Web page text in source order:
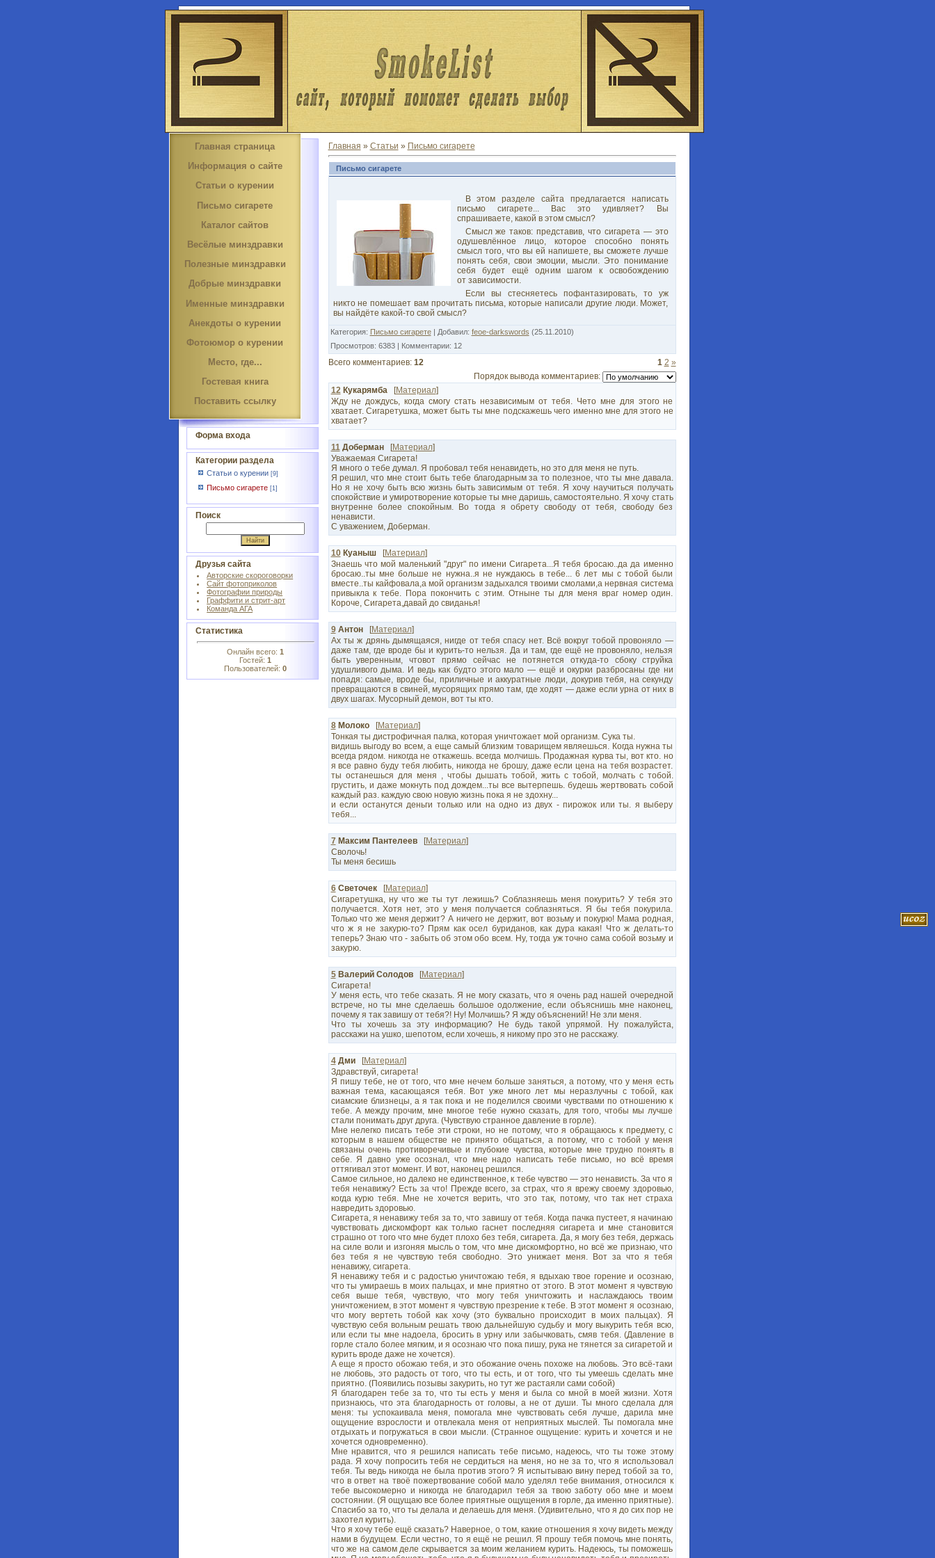
Главная страница
Информация о сайте
Статьи о курении
Письмо сигарете
Каталог сайтов
Весёлые минздравки
Полезные минздравки
Добрые минздравки
Именные минздравки
Анекдоты о курении
Фотоюмор о курении
Место, где...
Гостевая книга
Поставить ссылку
Форма входа
Категории раздела
Статьи о курении [9]
Письмо сигарете [1]
Поиск
Друзья сайта
Авторские скороговорки
Сайт фотоприколов
Фотографии природы
Граффити и стрит-арт
Команда АГА
Статистика
Онлайн всего: 1
Гостей: 1
Пользователей: 0
Главная » Статьи » Письмо сигарете
Письмо сигарете
В этом разделе сайта предлагается написать
письмо сигарете... Вас это удивляет? Вы
спрашиваете, какой в этом смысл?
Смысл же таков: представив, что сигарета — это
одушевлённое лицо, которое способно понять
смысл того, что вы ей напишете, вы сможете лучше
понять себя, свои эмоции, мысли. Это понимание
себя будет ещё одним шагом к освобождению
от зависимости.
Если вы стесняетесь пофантазировать, то уж
никто не помешает вам прочитать письма, которые написали другие люди. Может,
вы найдёте какой-то свой смысл?
Категория: Письмо сигарете| Добавил: feoe-darkswords (25.11.2010)
Просмотров: 6383 | Комментарии: 12
Всего комментариев: 12 1 2 »
Порядок вывода комментариев:
12 Кукарямба [Материал]
Жду не дождусь, когда смогу стать независимым от тебя. Чето мне для этого не
хватает. Сигаретушка, может быть ты мне подскажешь чего именно мне для этого не
хватает?
11 Доберман [Материал]
Уважаемая Сигарета!
Я много о тебе думал. Я пробовал тебя ненавидеть, но это для меня не путь.
Я решил, что мне стоит быть тебе благодарным за то полезное, что ты мне давала.
Но я не хочу быть всю жизнь быть зависимым от тебя. Я хочу научиться получать
спокойствие и умиротворение которые ты мне даришь, самостоятельно. Я хочу стать
внутренне более спокойным. Во тогда я обрету свободу от тебя, свободу без
ненависти.
С уважением, Доберман.
10 Куаныш [Материал]
Знаешь что мой маленький "друг" по имени Сигарета...Я тебя бросаю..да да именно
бросаю..ты мне больше не нужна..я не нуждаюсь в тебе... 6 лет мы с тобой были
вместе..ты кайфовала,а мой организм задыхался твоими смолами,а нервная система
привыкла к тебе. Пора покончить с этим. Отныне ты для меня враг номер один.
Короче, Сигарета,давай до свиданья!
9 Антон [Материал]
Ах ты ж дрянь дымящаяся, нигде от тебя спасу нет. Всё вокруг тобой провоняло —
даже там, где вроде бы и курить-то нельзя. Да и там, где ещё не провоняло, нельзя
быть уверенным, чтовот прямо сейчас не потянется откуда-то сбоку струйка
удушливого дыма. И ведь как будто этого мало — ещё и окурки разбросаны где ни
попадя: самые, вроде бы, приличные и аккуратные люди, докурив тебя, на секунду
превращаются в свиней, мусорящих прямо там, где ходят — даже если урна от них в
двух шагах. Мусорный демон, вот ты кто.
8 Молоко [Материал]
Тонкая ты дистрофичная палка, которая уничтожает мой организм. Сука ты.
видишь выгоду во всем, а еще самый близким товарищем являешься. Когда нужна ты
всегда рядом. никогда не откажешь. всегда молчишь. Продажная курва ты, вот кто. но
я все равно буду тебя любить, никогда не брошу, даже если цена на тебя возрастет.
ты останешься для меня , чтобы дышать тобой, жить с тобой, молчать с тобой.
грустить, и даже мокнуть под дождем...ты все вытерпешь. будешь жертвовать собой
каждый раз. каждую свою новую жизнь пока я не здохну...
и если останутся деньги только или на одно из двух - пирожок или ты. я выберу
тебя...
7 Максим Пантелеев [Материал]
Сволочь!
Ты меня бесишь
6 Светочек [Материал]
Сигаретушка, ну что же ты тут лежишь? Соблазняешь меня покурить? У тебя это
получается. Хотя нет, это у меня получается соблазняться. Я бы тебя покурила.
Только что же меня держит? А ничего не держит, вот возьму и покурю! Мама родная,
что ж я не закурю-то? Прям как осел буриданов, как дура какая! Что ж делать-то
теперь? Знаю что - забыть об этом обо всем. Ну, тогда уж точно сама собой возьму и
закурю.
5 Валерий Солодов [Материал]
Сигарета!
У меня есть, что тебе сказать. Я не могу сказать, что я очень рад нашей очередной
встрече, но ты мне сделаешь большое одолжение, если объяснишь мне наконец,
почему я так завишу от тебя?! Ну! Молчишь? Я жду объяснений! Не зли меня.
Что ты хочешь за эту информацию? Не будь такой упрямой. Ну пожалуйста,
расскажи на ушко, шепотом, если хочешь, я никому про это не расскажу.
4 Дми [Материал]
Здравствуй, сигарета!
Я пишу тебе, не от того, что мне нечем больше заняться, а потому, что у меня есть
важная тема, касающаяся тебя. Вот уже много лет мы неразлучны с тобой, как
сиамские близнецы, а я так пока и не поделился своими чувствами по отношению к
тебе. А между прочим, мне многое тебе нужно сказать, для того, чтобы мы лучше
стали понимать друг друга. (Чувствую странное давление в горле).
Мне нелегко писать тебе эти строки, но не потому, что я обращаюсь к предмету, с
которым в нашем обществе не принято общаться, а потому, что с тобой у меня
связаны очень противоречивые и глубокие чувства, которые мне трудно понять в
себе. Я давно уже осознал, что мне надо написать тебе письмо, но всё время
оттягивал этот момент. И вот, наконец решился.
Самое сильное, но далеко не единственное, к тебе чувство — это ненависть. За что я
тебя ненавижу? Есть за что! Прежде всего, за страх, что я врежу своему здоровью,
когда курю тебя. Мне не хочется верить, что это так, потому, что так нет страха
навредить здоровью.
Сигарета, я ненавижу тебя за то, что завишу от тебя. Когда пачка пустеет, я начинаю
чувствовать дискомфорт как только гаснет последняя сигарета и мне становится
страшно от того что мне будет плохо без тебя, сигарета. Да, я могу без тебя, держась
на силе воли и изгоняя мысль о том, что мне дискомфортно, но всё же признаю, что
без тебя я не чувствую тебя свободно. Это унижает меня. Вот за что я тебя
ненавижу, сигарета.
Я ненавижу тебя и с радостью уничтожаю тебя, я вдыхаю твое горение и осознаю,
что ты умираешь в моих пальцах, и мне приятно от этого. В этот момент я чувствую
себя выше тебя, чувствую, что могу тебя уничтожить и наслаждаюсь твоим
уничтожением, в этот момент я чувствую презрение к тебе. В этот момент я осознаю,
что могу вертеть тобой как хочу (это буквально происходит в моих пальцах). Я
чувствую себя вольным решать твою дальнейшую судьбу и могу выкурить тебя всю,
или если ты мне надоела, бросить в урну или забычковать, смяв тебя. (Давление в
горле стало более мягким, и я осознаю что пока пишу, рука не тянется за сигаретой и
курить вроде даже не хочется).
А еще я просто обожаю тебя, и это обожание очень похоже на любовь. Это всё-таки
не любовь, это радость от того, что ты есть, и от того, что ты умеешь сделать мне
приятно. (Появились позывы закурить, но тут же растаяли сами собой)
Я благодарен тебе за то, что ты есть у меня и была со мной в моей жизни. Хотя
признаюсь, что эта благодарность от головы, а не от души. Ты много сделала для
меня: ты успокаивала меня, помогала мне чувствовать себя лучше, дарила мне
ощущение взрослости и отвлекала меня от неприятных мыслей. Ты помогала мне
отдыхать и погружаться в свои мысли. (Странное ощущение: курить и хочется и не
хочется одновременно).
Мне нравится, что я решился написать тебе письмо, надеюсь, что ты тоже этому
рада. Я хочу попросить тебя не сердиться на меня, но не за то, что я использовал
тебя. Ты ведь никогда не была против этого? Я испытываю вину перед тобой за то,
что в ответ на твоё пожертвование собой мало уделял тебе внимания, относился к
тебе высокомерно и никогда не благодарил тебя за твою заботу обо мне и моем
состоянии. (Я ощущаю все более приятные ощущения в горле, да именно приятные).
Спасибо за то, что ты делала и делаешь для меня. (Удивительно, что я до сих пор не
захотел курить).
Что я хочу тебе ещё сказать? Наверное, о том, какие отношения я хочу видеть между
нами в будущем. Если честно, то я ещё не решил. Я прошу тебя помочь мне понять,
что же на самом деле скрывается за моим желанием курить. Надеюсь, ты поможешь